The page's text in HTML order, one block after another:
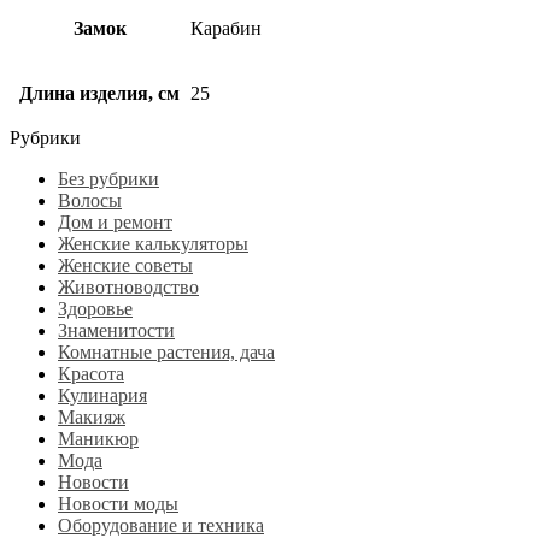
Замок Карабин
Длина изделия, см 25
Рубрики
Без рубрики
Волосы
Дом и ремонт
Женские калькуляторы
Женские советы
Животноводство
Здоровье
Знаменитости
Комнатные растения, дача
Красота
Кулинария
Макияж
Маникюр
Мода
Новости
Новости моды
Оборудование и техника